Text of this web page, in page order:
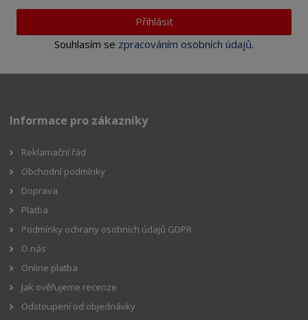
Přihlásit
Souhlasím se zpracováním osobních údajů.
Informace pro zákazníky
Reklamační řád
Obchodní podmínky
Doprava
Platba
Podmínky ochrany osobních údajů GDPR
O nás
Online platba
Jak ověřujeme recenze
Odstoupení od objednávky